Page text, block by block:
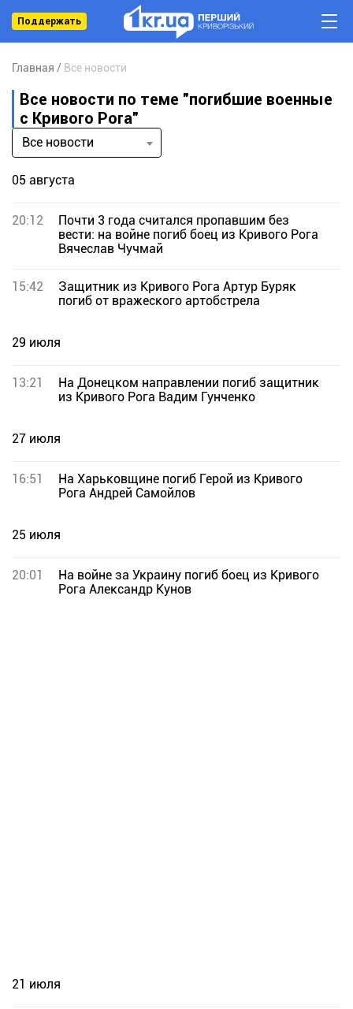
Поддержать
Главная Все новости
Все новости по теме "погибшие военные
с Кривого Рога"
Все новости
05 августа
20:12
Почти 3 года считался пропавшим без
вести: на войне погиб боец из Кривого Рога
Вячеслав Чучмай
15:42
Защитник из Кривого Рога Артур Буряк
погиб от вражеского артобстрела
29 июля
13:21
На Донецком направлении погиб защитник
из Кривого Рога Вадим Гунченко
27 июля
16:51
На Харьковщине погиб Герой из Кривого
Рога Андрей Самойлов
25 июля
20:01
На войне за Украину погиб боец из Кривого
Рога Александр Кунов
21 июля